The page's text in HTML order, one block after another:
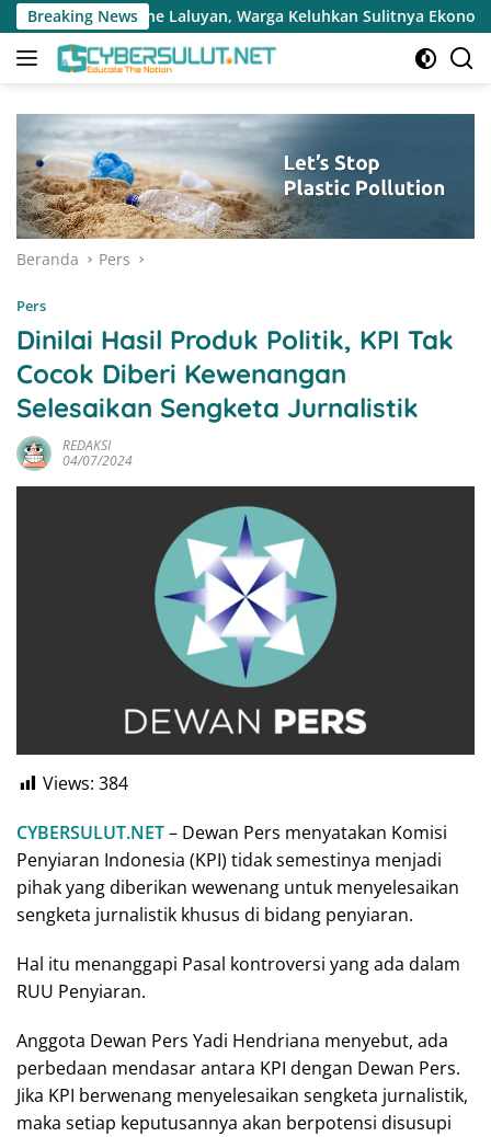
Langsung
ke
konten
Breaking News
Warga Keluhkan Sulitnya Ekonomi dan Akses Pasar UMKM
Beranda Pers
Pers
Dinilai Hasil Produk Politik, KPI Tak
Cocok Diberi Kewenangan
Selesaikan Sengketa Jurnalistik
REDAKSI
04/07/2024
Views: 384
CYBERSULUT.NET– Dewan Pers menyatakan Komisi
Penyiaran Indonesia (KPI) tidak semestinya menjadi
pihak yang diberikan wewenang untuk menyelesaikan
sengketa jurnalistik khusus di bidang penyiaran.
Hal itu menanggapi Pasal kontroversi yang ada dalam
RUU Penyiaran.
Anggota Dewan Pers Yadi Hendriana menyebut, ada
perbedaan mendasar antara KPI dengan Dewan Pers.
Jika KPI berwenang menyelesaikan sengketa jurnalistik,
maka setiap keputusannya akan berpotensi disusupi